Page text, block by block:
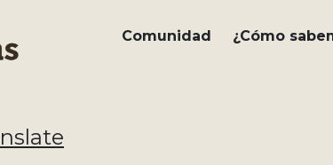
Comunidad ¿Cómo